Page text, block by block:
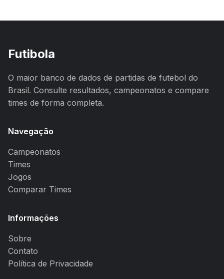
Futibola
O maior banco de dados de partidas de futebol do
Brasil. Consulte resultados, campeonatos e compare
times de forma completa.
Navegação
Campeonatos
Times
Jogos
Comparar Times
Informações
Sobre
Contato
Política de Privacidade